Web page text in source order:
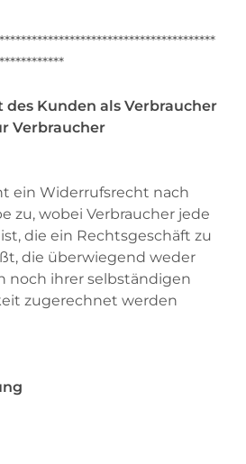
Kunden als Verbraucher
Verbraucher
ein Widerrufsrecht nach
zu, wobei Verbraucher jede
die ein Rechtsgeschäft zu
die überwiegend weder
noch ihrer selbständigen
zugerechnet werden